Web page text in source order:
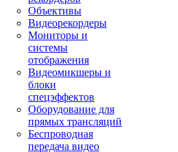
Объективы
Видеорекордеры
Мониторы и
системы
отображения
Видеомикшеры и
блоки
спецэффектов
Оборудование для
прямых трансляций
Беспроводная
передача видео